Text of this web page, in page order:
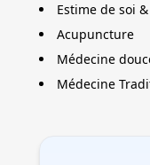
Estime de soi
Acupuncture
Médecine
Médecine